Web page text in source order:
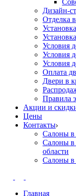
Дизайн-
Отделка
Условия
Условия
Условия
Оплата
Двери в
Правила
Акции и
Цены
Контакты
Салоны
Салоны в
области
Салоны
Главная